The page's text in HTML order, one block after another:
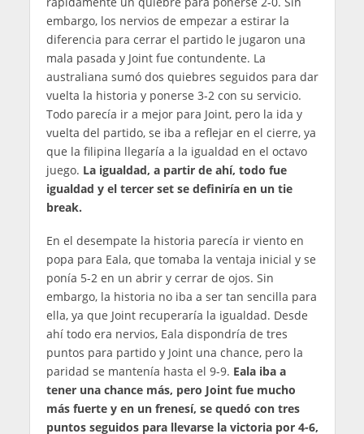
embargo, los nervios de empezar a estirar la
diferencia para cerrar el partido le jugaron una
mala pasada y Joint fue contundente. La
australiana sumó dos quiebres seguidos para dar
vuelta la historia y ponerse 3-2 con su servicio.
Todo parecía ir a mejor para Joint, pero la ida y
vuelta del partido, se iba a reflejar en el cierre, ya
que la filipina llegaría a la igualdad en el octavo
juego. La igualdad, a partir de ahí, todo fue
igualdad y el tercer set se definiría en un tie
break.
En el desempate la historia parecía ir viento en
popa para Eala, que tomaba la ventaja inicial y se
ponía 5-2 en un abrir y cerrar de ojos. Sin
embargo, la historia no iba a ser tan sencilla para
ella, ya que Joint recuperaría la igualdad. Desde
ahí todo era nervios, Eala dispondría de tres
puntos para partido y Joint una chance, pero la
paridad se mantenía hasta el 9-9. Eala iba a
tener una chance más, pero Joint fue mucho
más fuerte y en un frenesí, se quedó con tres
puntos seguidos para llevarse la victoria por 4-6,